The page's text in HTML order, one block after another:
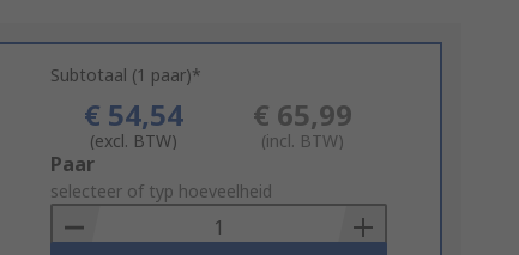
Subtotaal (1 paar)*
€ 54,54
(excl. BTW)
€ 65,99
(incl. BTW)
Add
to
Basket
Paar
selecteer of typ hoeveelheid